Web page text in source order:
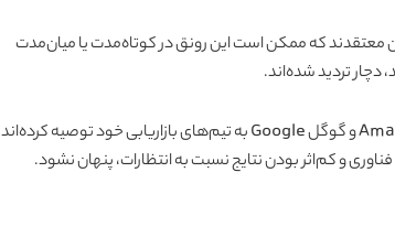
معتقدند که ممکن است این رونق در کوتاه‌مدت یا میان‌مدت
تردید شده‌اند.
بر اساس گزارشی که از یک نشریه فناوری اطلاعات، برخی شرکت‌ها مانند آمازون Amazon و گوگل Google به تیم‌های بازاریابی خود توصیه کرده‌اند
و کم‌اثر بودن نتایج نسبت به انتظارات، پنهان نشود.